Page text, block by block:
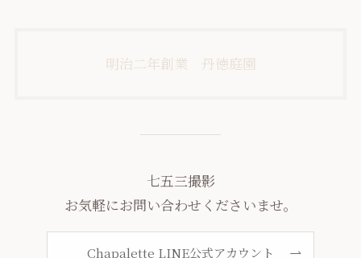
明治二年創業 丹徳庭園
七五三撮影
お気軽にお問い合わせくださいませ。
Chapalette LINE公式アカウント